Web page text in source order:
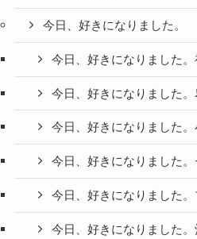
今日、好きになりました。
今日、好きになりました
今日、好きになりました
今日、好きになりました
今日、好きになりました
今日、好きになりました
今日、好きになりました